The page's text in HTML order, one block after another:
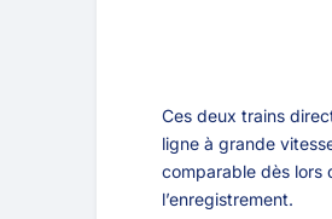
Ces deux trains
ligne à grande
comparable dès lors
l’enregistrement.